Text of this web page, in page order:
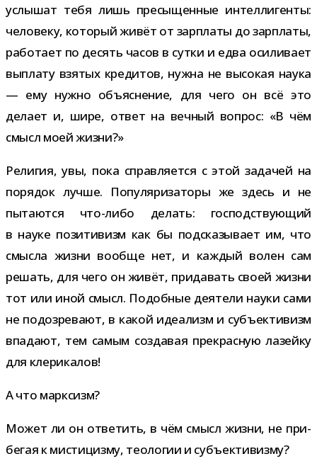
услы­шат тебя лишь пре­сы­щен­ные интел­ли­генты:
чело­веку, кото­рый живёт от зар­платы до зар­платы,
рабо­тает по десять часов в сутки и едва оси­ли­вает
выплату взя­тых кре­ди­тов, нужна не высо­кая наука
— ему нужно объ­яс­не­ние, для чего он всё это
делает и, шире, ответ на веч­ный вопрос: «В чём
смысл моей жизни?»
Религия, увы, пока справ­ля­ется с этой зада­чей на
поря­док лучше. Популяризаторы же здесь и не
пыта­ются что-​либо делать: гос­под­ству­ю­щий
в науке пози­ти­визм как бы под­ска­зы­вает им, что
смысла жизни вообще нет, и каж­дый волен сам
решать, для чего он живёт, при­да­вать своей жизни
тот или иной смысл. Подобные дея­тели науки сами
не подо­зре­вают, в какой иде­а­лизм и субъ­ек­ти­визм
впа­дают, тем самым созда­вая пре­крас­ную лазейку
для клерикалов!
А что марксизм?
Может ли он отве­тить, в чём смысл жизни, не при­
бе­гая к мисти­цизму, тео­ло­гии и субъективизму?